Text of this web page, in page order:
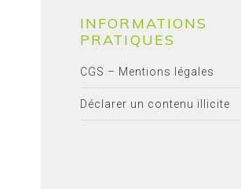
INFORMATIONS
PRATIQUES
CGS – Mentions légales
Déclarer un contenu illicite